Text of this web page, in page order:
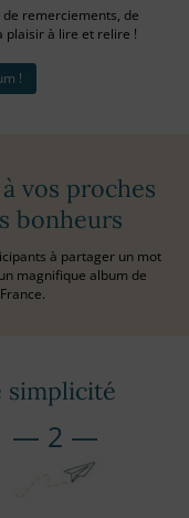
remerciements, de
plaisir à lire et relire !
!
vos proches
bonheurs
à partager un mot
magnifique album de
2